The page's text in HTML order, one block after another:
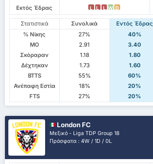
Εκτός Έδρας L L L W D
Στατιστικά Συνολικά Εντός Έδρας
% Νίκης
27% 40%
ΜΟ
2.91 3.40
Σκόραραν
1.18 1.80
Δέχτηκαν
1.73 1.60
BTTS
55% 60%
Ανέπαφη Εστία
18% 20%
FTS
27% 20%
London FC
Μεξικό - Liga TDP Group 18
Πρόσφατα : 4W / 1D / 0L